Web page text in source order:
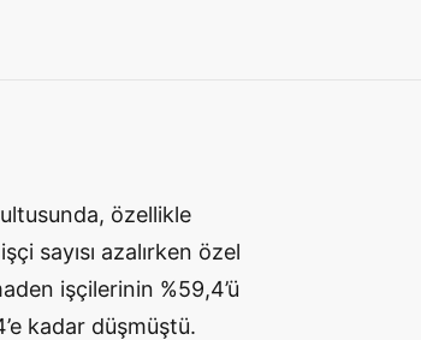
özellikle
sayısı azalırken özel
işçilerinin %59,4’ü
kadar düşmüştü.